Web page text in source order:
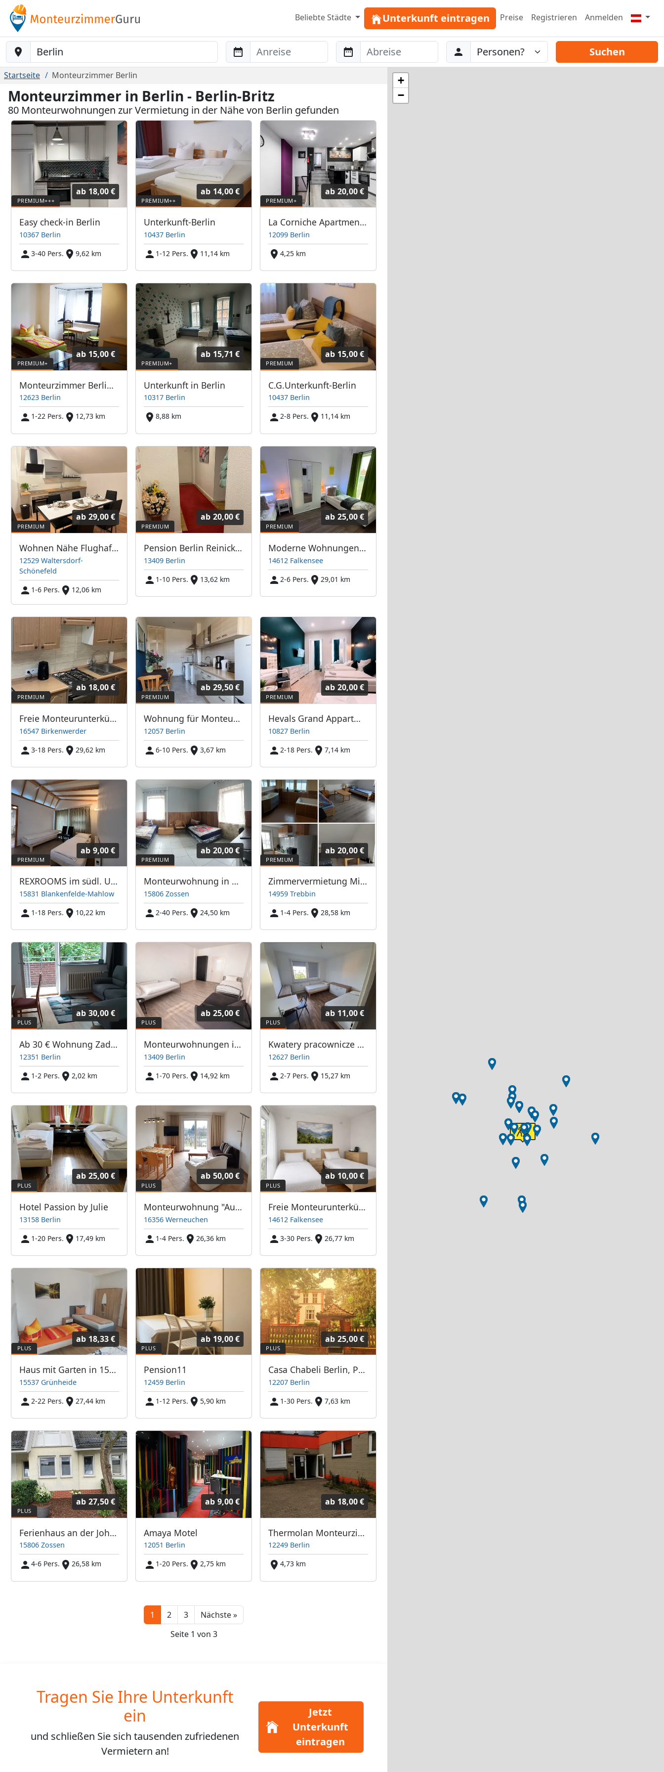
Beliebte Städte Unterkunft eintragen Preise Registrieren Anmelden
Baustelle-Location Anreise Abreise Abreise
Personen Suchen
Startseite Monteurzimmer Berlin
Monteurzimmer in Berlin - Berlin-Britz
80 Monteurwohnungen zur Vermietung in der Nähe von Berlin gefunden
ab 18,00 €
Easy check-in Berlin
10367 Berlin
3-40 Pers.
9,62 km
ab 14,00 €
Unterkunft-Berlin
10437 Berlin
1-12 Pers.
11,14 km
ab 20,00 €
La Corniche Apartments GmbH "feel at home"
12099 Berlin
4,25 km
ab 15,00 €
Monteurzimmer Berlin Ost
12623 Berlin
1-22 Pers.
12,73 km
ab 15,71 €
Unterkunft in Berlin
10317 Berlin
8,88 km
ab 15,00 €
C.G.Unterkunft-Berlin
10437 Berlin
2-8 Pers.
11,14 km
ab 29,00 €
Wohnen Nähe Flughafen
12529 Waltersdorf-
Schönefeld
1-6 Pers.
12,06 km
ab 20,00 €
Pension Berlin Reinickendorf
13409 Berlin
1-10 Pers.
13,62 km
ab 25,00 €
Moderne Wohnungen kompl. ausgestattet mit schnellem Internet & Smart TV
14612 Falkensee
2-6 Pers.
29,01 km
ab 18,00 €
Freie Monteurunterkünfte in Birkenwerder – JETZT anrufen! Wir sprechen auch Polnisch
16547 Birkenwerder
3-18 Pers.
29,62 km
ab 29,50 €
Wohnung für Monteure nahe Dreieck Neukölln
12057 Berlin
6-10 Pers.
3,67 km
ab 20,00 €
Hevals Grand Appartments
10827 Berlin
2-18 Pers.
7,14 km
ab 9,00 €
REXROOMS im südl. Umland von Berlin
15831 Blankenfelde-Mahlow
1-18 Pers.
10,22 km
ab 20,00 €
Monteurwohnung in Zossen
15806 Zossen
2-40 Pers.
24,50 km
ab 20,00 €
Zimmervermietung Mirko Becker
14959 Trebbin
1-4 Pers.
28,58 km
ab 30,00 €
Ab 30 € Wohnung Zadekstrasse
12351 Berlin
1-2 Pers.
2,02 km
ab 25,00 €
Monteurwohnungen in Berlin
13409 Berlin
1-70 Pers.
14,92 km
ab 11,00 €
Kwatery pracownicze Berlin-Hellersdorf i Neukölln pokoje 2-4 osób.
12627 Berlin
2-7 Pers.
15,27 km
ab 25,00 €
Hotel Passion by Julie
13158 Berlin
1-20 Pers.
17,49 km
ab 50,00 €
Monteurwohnung "Ausblick" 5 min von der A 10 Abfahrt Blumberg
16356 Werneuchen
1-4 Pers.
26,36 km
ab 10,00 €
Freie Monteurunterkünfte in Falkensee – JETZT anrufen! Wir sprechen auch Polnisch
14612 Falkensee
3-30 Pers.
26,77 km
ab 18,33 €
Haus mit Garten in 15537 Grünheide (Tesla)
15537 Grünheide
2-22 Pers.
27,44 km
ab 19,00 €
Pension11
12459 Berlin
1-12 Pers.
5,90 km
ab 25,00 €
Casa Chabeli Berlin, Pension / Gästehaus, Ferienwohnung - Berlin Steglitz-Zehlendorf
12207 Berlin
1-30 Pers.
7,63 km
ab 27,50 €
Ferienhaus an der Johne
15806 Zossen
4-6 Pers.
26,58 km
ab 9,00 €
Amaya Motel
12051 Berlin
1-20 Pers.
2,75 km
ab 18,00 €
Thermolan Monteurzimmer
12249 Berlin
4,73 km
1 2 3 Nächste »Next
Seite 1 von 3
Tragen Sie Ihre Unterkunft
ein
und schließen Sie sichtausenden zufriedenen
Vermietern an!
Jetzt
Unterkunft
eintragen
+
−